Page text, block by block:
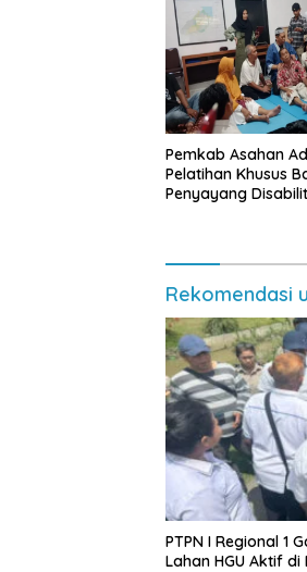
Pemkab Asahan
Pelatihan Khusus
Penyayang
Rekomendasi
PTPN I Regional 1
Lahan HGU Aktif di